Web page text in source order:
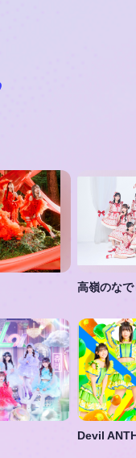
高嶺のなで
Devil